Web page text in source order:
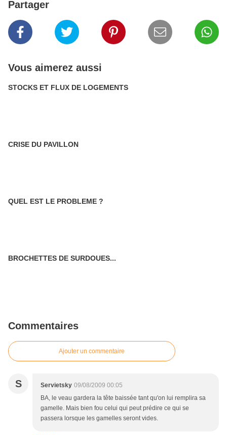
Partager
Vous aimerez aussi
STOCKS ET FLUX DE LOGEMENTS
CRISE DU PAVILLON
QUEL EST LE PROBLEME ?
BROCHETTES DE SURDOUES...
Commentaires
Ajouter un commentaire
S Servietsky 09/08/2009 00:05
BA, le veau gardera la tête baissée tant qu'on lui remplira sa
gamelle. Mais bien fou celui qui peut prédire ce qui se
passera lorsque les gamelles seront vides.